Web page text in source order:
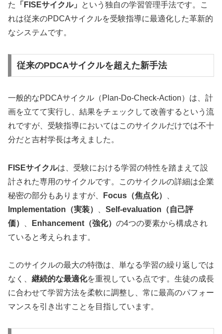
た
「FISEサイクル」
という独自の学習管理手法です。こ
れは従来のPDCAサイクルを受験指導に最適化した革新的
なシステムです。
従来のPDCAサイクルを超えた新手法
一般的なPDCAサイクル（Plan-Do-Check-Action）は、計
画を立てて実行し、結果をチェックして改善するという流
れですが、受験指導においてはこのサイクルだけでは不十
分だと吉村学長は考えました。
FISEサイクルは、受験における学習の特性を踏まえて設
計された専用のサイクルです。このサイクルの詳細は企業
秘密の部分もありますが、
Focus（焦点化）
Implementation（実装）
Self-evaluation（自己評
価）
Enhancement（強化） の4つの要素から構成され
ていると考えられます。
このサイクルの最大の特徴は、単なる学習の繰り返しでは
なく、 継続的な最適化を重視している点です。生徒の成長
に合わせて学習方法を柔軟に調整し、常に最高のパフォー
マンスを引き出すことを目指しています。